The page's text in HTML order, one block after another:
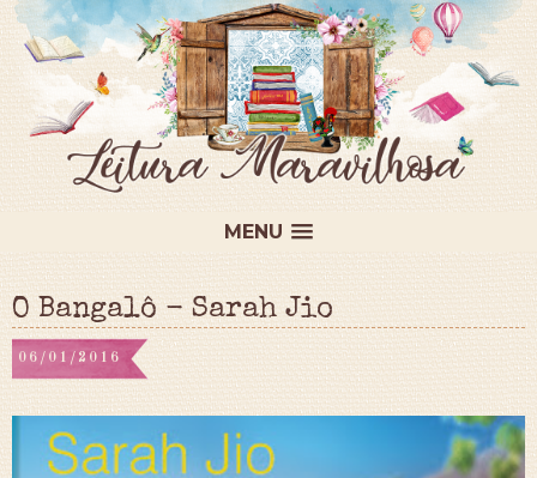
MENU
O Bangalô - Sarah Jio
06/01/2016